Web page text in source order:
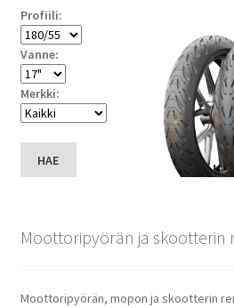
Profiili:
Vanne:
Merkki:
HAE
Moottoripyörän ja skootterin
Moottoripyörän, mopon ja skootterin